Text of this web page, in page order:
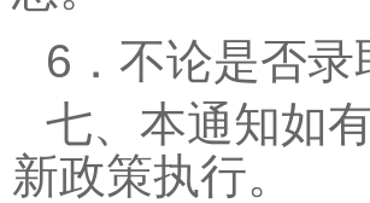
6 ．不论是否
七、本通知如
新政策执行。